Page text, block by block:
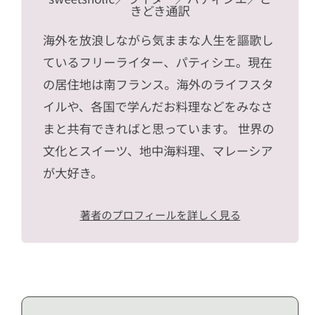
きどき通訳
海外を放浪しながら気ままな人生を謳歌し
ているフリーライター、パティシエ。現在
の居住地は南フランス。海外のライフスタ
イルや、各国で学んだお料理などをみなさ
まと共有できればと思っています。 世界の
文化とスイーツ、地中海料理、マレーシア
が大好き。
著者のプロフィールを詳しく見る